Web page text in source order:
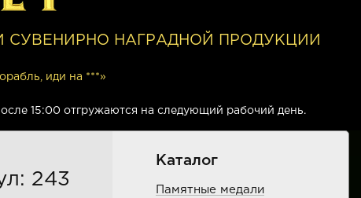
СУВЕНИРНО НАГРАДНОЙ ПРОДУКЦИИ
иди на ***»
15:00 отгружаются на следующий рабочий день.
243
Каталог
Памятные медали